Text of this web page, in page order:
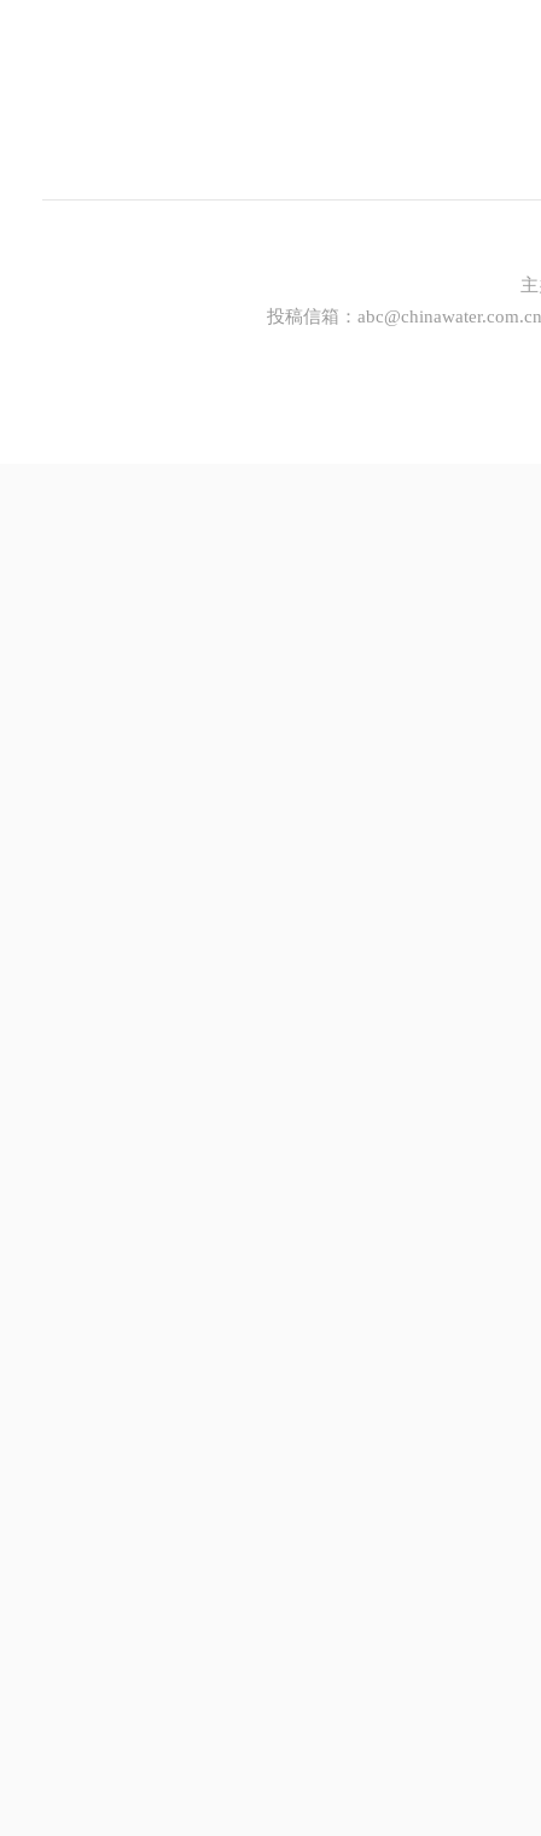
投稿信箱： abc@chinawater.com.cn